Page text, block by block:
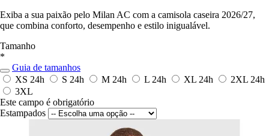
Exiba a sua paixão pelo Milan AC com a camisola caseira 2026/27,
que combina conforto, desempenho e estilo inigualável.
Tamanho
*
Guia de tamanhos
XS 24h S 24h M 24h L 24h XL 24h 2XL 24h
3XL
Este campo é obrigatório
Estampados